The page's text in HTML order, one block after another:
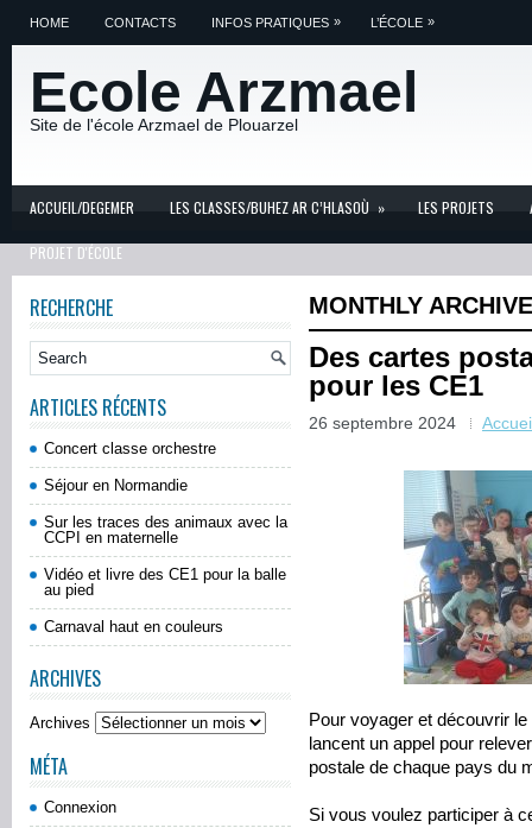
HOME CONTACTS INFOS PRATIQUES » L’ÉCOLE »
Ecole Arzmael
Site de l'école Arzmael de Plouarzel
ACCUEIL/DEGEMER LES CLASSES/BUHEZ AR C’HLASOÙ » LES PROJETS
PROJET D'ÉCOLE
MONTHLY
Des cartes
pour les CE1
26 septembre 2024
Pour voyager et découvrir
lancent un appel pour
postale de chaque pays du
Si vous voulez participer à
RECHERCHE
ARTICLES RÉCENTS
Concert classe orchestre
Séjour en Normandie
Sur les traces des animaux avec la
CCPI en maternelle
Vidéo et livre des CE1 pour la balle
au pied
Carnaval haut en couleurs
ARCHIVES
Archives
MÉTA
Connexion